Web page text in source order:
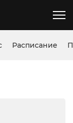
Расписание